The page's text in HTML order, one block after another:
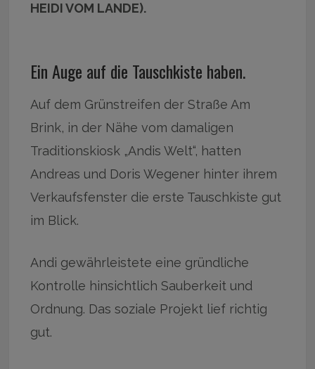
HEIDI VOM LANDE).
Ein Auge auf die Tauschkiste haben.
Auf dem Grünstreifen der Straße Am
Brink, in der Nähe vom damaligen
Traditionskiosk „Andis Welt“, hatten
Andreas und Doris Wegener hinter ihrem
Verkaufsfenster die erste Tauschkiste gut
im Blick.
Andi gewährleistete eine gründliche
Kontrolle hinsichtlich Sauberkeit und
Ordnung. Das soziale Projekt lief richtig
gut.